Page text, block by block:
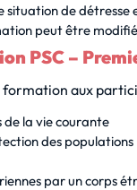
de détresse
peut être
PSC –
formation aux
de la vie courante
des populations
par un corps